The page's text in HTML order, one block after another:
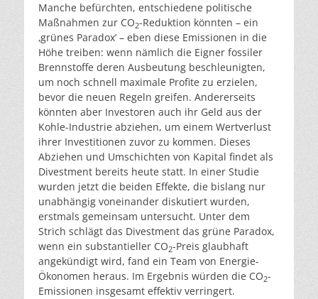
Manche befürchten, entschiedene politische
Maßnahmen zur CO2-Reduktion könnten – ein
‚grünes Paradox‘ – eben diese Emissionen in die
Höhe treiben: wenn nämlich die Eigner fossiler
Brennstoffe deren Ausbeutung beschleunigten,
um noch schnell maximale Profite zu erzielen,
bevor die neuen Regeln greifen. Andererseits
könnten aber Investoren auch ihr Geld aus der
Kohle-Industrie abziehen, um einem Wertverlust
ihrer Investitionen zuvor zu kommen. Dieses
Abziehen und Umschichten von Kapital findet als
Divestment bereits heute statt. In einer Studie
wurden jetzt die beiden Effekte, die bislang nur
unabhängig voneinander diskutiert wurden,
erstmals gemeinsam untersucht. Unter dem
Strich schlägt das Divestment das grüne Paradox,
wenn ein substantieller CO2-Preis glaubhaft
angekündigt wird, fand ein Team von Energie-
Ökonomen heraus. Im Ergebnis würden die CO2-
Emissionen insgesamt effektiv verringert.